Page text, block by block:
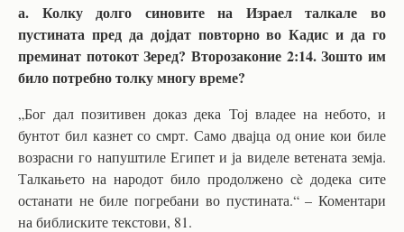
а. Колку долго синовите на Израел талкале во
пустината пред да дојдат повторно во Кадис и да го
преминат потокот Зеред? Второзаконие 2:14. Зошто им
било потребно толку многу време?
„Бог дал позитивен доказ дека Тој владее на небото, и
бунтот бил казнет со смрт. Само двајца од оние кои биле
возрасни го напуштиле Египет и ја виделе ветената земја.
Талкањето на народот било продолжено сè додека сите
останати не биле погребани во пустината.“ – Коментари
на библиските текстови, 81.